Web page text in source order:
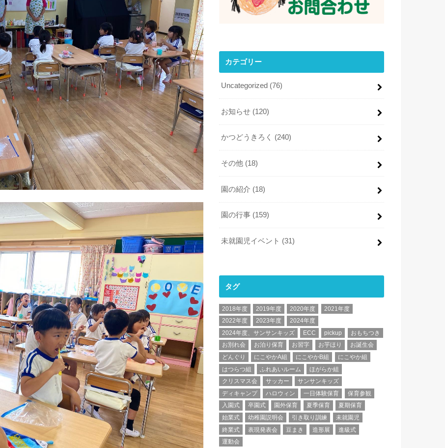
カテゴリー
Uncategorized (76)
お知らせ (120)
かつどうきろく (240)
その他 (18)
園の紹介 (18)
園の行事 (159)
未就園児イベント (31)
タグ
2018年度 2019年度 2020年度
2021年度
2022年度
2023年度
2024年度
2024年度、サンサンキッズ
ECC pickup
おもちつき
お別れ会
お泊り保育 お習字 お芋ほり
お誕生会
どんぐり
にこやかA組 にこやかB組
にこやか組
はつらつ組
ふれあいルーム
ほがらか組
クリスマス会
サッカー
サンサンキッズ
ディキャンプ
ハロウィン 一日体験保育
保育参観
入園式
卒園式 園外保育 夏季保育
夏期保育
始業式
幼稚園説明会 引き取り訓練
未就園児
終業式
表現発表会 豆まき 造形展
進級式
運動会